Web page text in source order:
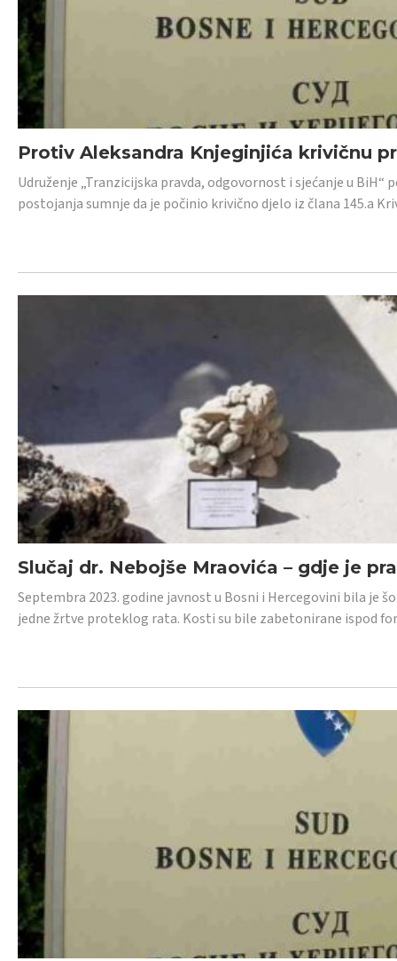
Protiv Aleksandra Knjeginjića krivičnu
Udruženje „Tranzicijska pravda, odgovornost i sjećanje u
postojanja sumnje da je počinio krivično djelo iz člana 145.a
Slučaj dr. Nebojše Mraovića – gdje je
Septembra 2023. godine javnost u Bosni i Hercegovini bila je
jedne žrtve proteklog rata. Kosti su bile zabetonirane ispod